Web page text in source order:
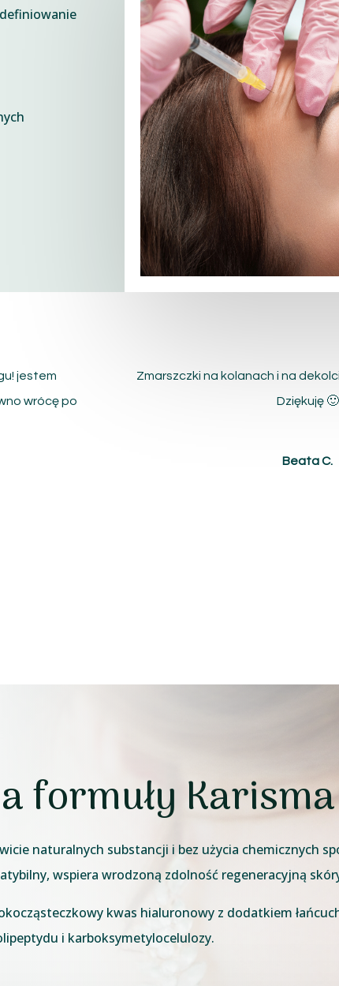
jestem
wrócę po
Zmarszczki na kolanach i na
Dziękuję 🙂
Beata C.
formuły Karisma
naturalnych substancji i bez użycia chemicznych
wspiera wrodzoną zdolność regeneracyjną
kwas hialuronowy z dodatkiem
i karboksymetylocelulozy.